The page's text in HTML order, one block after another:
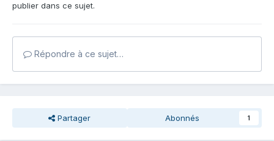
publier dans ce sujet.
Répondre à ce sujet…
Partager Abonnés 1